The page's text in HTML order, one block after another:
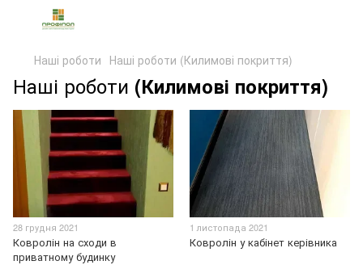
Наші роботи Наші роботи (Килимові покриття)
Наші роботи (Килимові покриття)
28 грудня 2021
Ковролін на сходи в
приватному будинку
1 листопада 2021
Ковролін у кабінет керівника